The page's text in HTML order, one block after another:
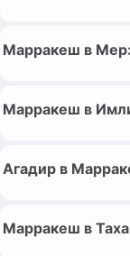
Марракеш в
Марракеш в
Агадир в
Марракеш в